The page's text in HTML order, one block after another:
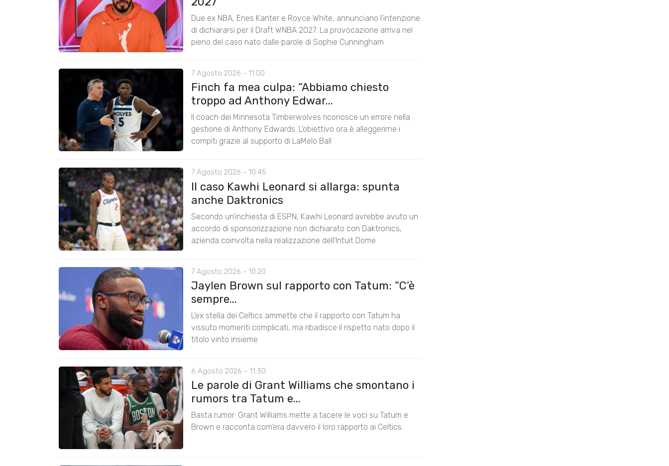
Due ex NBA, Enes Kanter e Royce White, annunciano l’intenzione
di dichiararsi per il Draft WNBA 2027. La provocazione arriva nel
pieno del caso nato dalle parole di Sophie Cunningham
7 Agosto 2026 - 11:00
Finch fa mea culpa: “Abbiamo chiesto
troppo ad Anthony Edwar...
Il coach dei Minnesota Timberwolves riconosce un errore nella
gestione di Anthony Edwards. L’obiettivo ora è alleggerirne i
compiti grazie al supporto di LaMelo Ball
7 Agosto 2026 - 10:45
Il caso Kawhi Leonard si allarga: spunta
anche Daktronics
Secondo un’inchiesta di ESPN, Kawhi Leonard avrebbe avuto un
accordo di sponsorizzazione non dichiarato con Daktronics,
azienda coinvolta nella realizzazione dell’Intuit Dome
7 Agosto 2026 - 10:20
Jaylen Brown sul rapporto con Tatum: “C’è
sempre...
L’ex stella dei Celtics ammette che il rapporto con Tatum ha
vissuto momenti complicati, ma ribadisce il rispetto nato dopo il
titolo vinto insieme
6 Agosto 2026 - 11:30
Le parole di Grant Williams che smontano i
rumors tra Tatum e...
Basta rumor: Grant Williams mette a tacere le voci su Tatum e
Brown e racconta com’era davvero il loro rapporto ai Celtics